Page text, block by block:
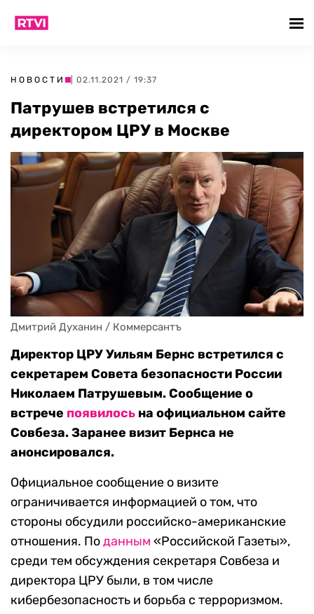
НОВОСТИ | 02.11.2021 / 19:37
Патрушев встретился с
директором ЦРУ в Москве
Дмитрий Духанин / Коммерсантъ
Директор ЦРУ Уильям Бернс встретился с
секретарем Совета безопасности России
Николаем Патрушевым. Сообщение о
встрече появилось на официальном сайте
Совбеза. Заранее визит Бернса не
анонсировался.
Официальное сообщение о визите
ограничивается информацией о том, что
стороны обсудили российско-американские
отношения. Поданным «Российской Газеты»,
среди тем обсуждения секретаря Совбеза и
директора ЦРУ были, в том числе
кибербезопасность и борьба с терроризмом.